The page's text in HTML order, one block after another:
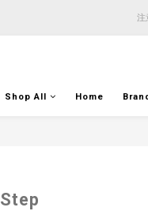
順豐香港將於4月14日起減少注
Shop All Home
Step